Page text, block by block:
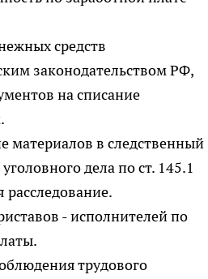
средств
законодательством РФ,
на списание
материалов в следственный
дела по ст. 145.1
- исполнителей по
трудового